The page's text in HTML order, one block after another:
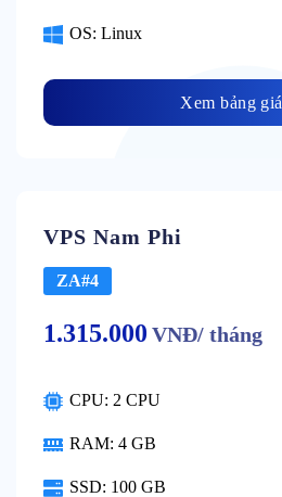
OS: Linux
Xem bảng giá
VPS Nam Phi
ZA#4
1.315.000 VNĐ/ tháng
CPU: 2 CPU
RAM: 4 GB
SSD: 100 GB